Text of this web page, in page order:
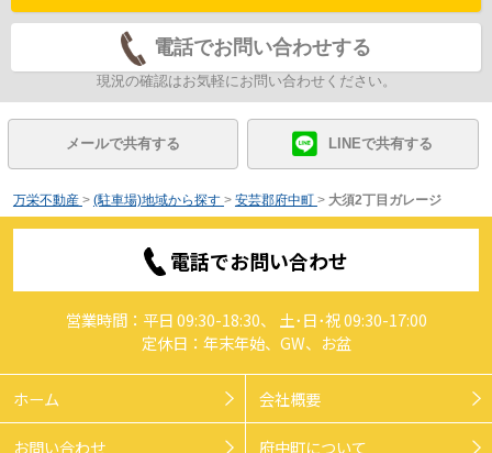
電話でお問い合わせする
現況の確認はお気軽にお問い合わせください。
メールで共有する LINEで共有する
万栄不動産 > (駐車場)地域から探す > 安芸郡府中町 > 大須2丁目ガレージ
電話でお問い合わせ
営業時間：平日 09:30-18:30、 土･日･祝 09:30-17:00
定休日：年末年始、GW、お盆
ホーム 会社概要
お問い合わせ 府中町について